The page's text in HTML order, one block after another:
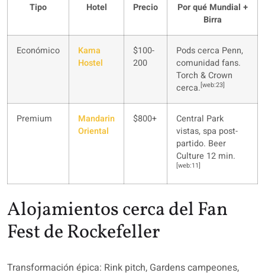
Tipo Hotel Precio
Por qué Mundial +
Birra
Económico
Kama
Hostel
$100-
200
Pods cerca Penn,
comunidad fans.
Torch & Crown
cerca.[web:23]
Premium
Mandarin
Oriental
$800+
Central Park
vistas, spa post-
partido. Beer
Culture 12 min.
[web:11]
Alojamientos cerca del Fan
Fest de Rockefeller
Transformación épica: Rink pitch, Gardens campeones,